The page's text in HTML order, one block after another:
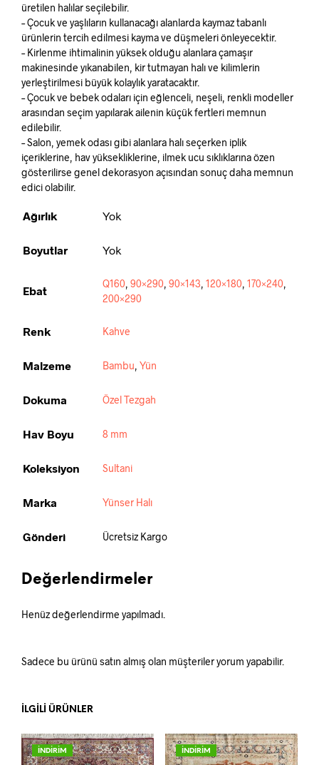
üretilen halılar seçilebilir.
– Çocuk ve yaşlıların kullanacağı alanlarda kaymaz tabanlı
ürünlerin tercih edilmesi kayma ve düşmeleri önleyecektir.
– Kirlenme ihtimalinin yüksek olduğu alanlara çamaşır
makinesinde yıkanabilen, kir tutmayan halı ve kilimlerin
yerleştirilmesi büyük kolaylık yaratacaktır.
– Çocuk ve bebek odaları için eğlenceli, neşeli, renkli modeller
arasından seçim yapılarak ailenin küçük fertleri memnun
edilebilir.
– Salon, yemek odası gibi alanlara halı seçerken iplik
içeriklerine, hav yüksekliklerine, ilmek ucu sıklıklarına özen
gösterilirse genel dekorasyon açısından sonuç daha memnun
edici olabilir.
Ağırlık Yok
Boyutlar Yok
Ebat
Q160, 90×290, 90×143, 120×180, 170×240,
200×290
Renk Kahve
Malzeme Bambu, Yün
Dokuma Özel Tezgah
Hav Boyu 8 mm
Koleksiyon Sultani
Marka Yünser Halı
Gönderi Ücretsiz Kargo
Değerlendirmeler
Henüz değerlendirme yapılmadı.
Sadece bu ürünü satın almış olan müşteriler yorum yapabilir.
İLGILI ÜRÜNLER
İNDİRİM İNDİRİM